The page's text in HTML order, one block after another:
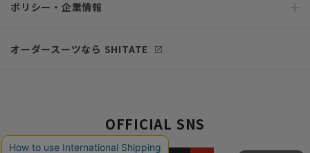
ポリシー・企業情報
オーダースーツなら SHITATE
OFFICIAL SNS